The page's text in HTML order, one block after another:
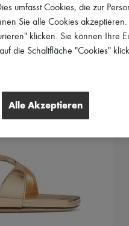
umfasst Cookies, die zur
Sie alle Cookies
klicken. Sie können Ihre
die Schaltfläche "Cookies"
Alle Akzeptieren